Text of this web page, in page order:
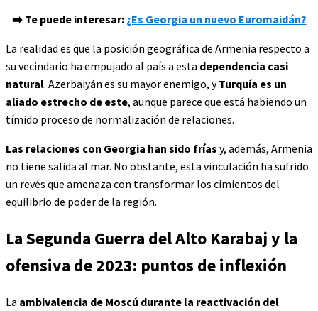
➡️ Te puede interesar: ¿Es Georgia un nuevo Euromaidán?
La realidad es que la posición geográfica de Armenia respecto a
su vecindario ha empujado al país a esta dependencia casi
natural. Azerbaiyán es su mayor enemigo, yTurquía es un
aliado estrecho de este, aunque parece que está habiendo un
tímido proceso de normalización de relaciones.
Las relaciones con Georgia han sido frías y, además, Armenia
no tiene salida al mar. No obstante, esta vinculación ha sufrido
un revés que amenaza con transformar los cimientos del
equilibrio de poder de la región.
La Segunda Guerra del Alto Karabaj y la
ofensiva de 2023: puntos de inflexión
La ambivalencia de Moscú durante la reactivación del